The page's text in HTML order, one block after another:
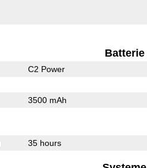
Batterie
C2 Power
3500 mAh
35 hours